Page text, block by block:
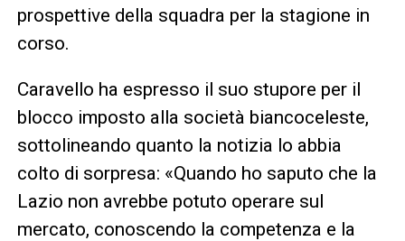
prospettive della squadra per la stagione in
corso.
Caravello ha espresso il suo stupore per il
blocco imposto alla società biancoceleste,
sottolineando quanto la notizia lo abbia
colto di sorpresa: «Quando ho saputo che la
Lazio non avrebbe potuto operare sul
mercato, conoscendo la competenza e la